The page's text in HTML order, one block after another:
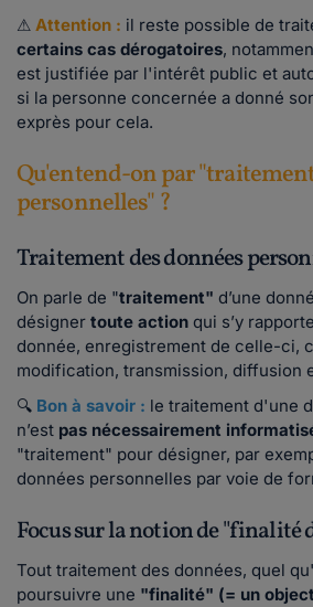
⚠ Attention : il reste possible de
certains cas dérogatoires,
est justifiée par l'intérêt public et
si la personne concernée a donné
exprès pour cela.
Qu'entend-on par
personnelles" ?
Traitement des données
On parle de "traitement" d’une
désigner toute action qui s’y
donnée, enregistrement de celle-ci,
modification, transmission, diffusion
🔍 Bon à savoir : le traitement d'une
n’est pas nécessairement
"traitement" pour désigner, par
données personnelles par voie de
Focus sur la notion de "finalité
Tout traitement des données, quel
poursuivre une "finalité" (= un